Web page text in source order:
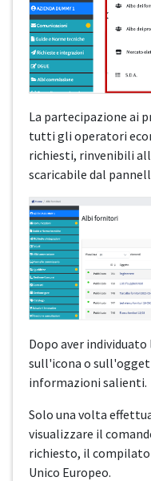
La partecipazione ai
tutti gli operatori
richiesti, rinvenibili
scaricabile dal
Dopo aver
sull'icona o
informazioni salienti.
Solo una volta
visualizzare il
richiesto, il
Unico Europeo.